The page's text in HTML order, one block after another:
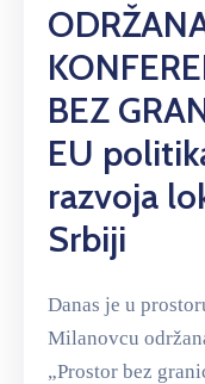
BEZ
EU
razvoja
Srbiji
Danas je u
Milanovcu
„Prostor bez